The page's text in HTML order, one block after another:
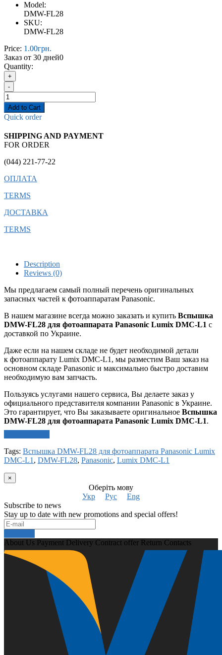
Model:
DMW-FL28
SKU:
DMW-FL28
Price: 1.00грн.
Заказ от 30 дней0
Quantity:
+
-
Add to Cart
Quick order
SHIPPING AND PAYMENT
FOR ORDER
(044) 221-77-22
ОПЛАТА
TERMS
ДОСТАВКА
TERMS
Description
Reviews (0)
Мы предлагаем самый полный перечень оригинальных
запасных частей к фотоаппаратам Panasonic.
В нашем магазине всегда можно заказать и купить Вспышка
DMW-FL28 для фотоаппарата Panasonic Lumix DMC-L1 с
доставкой по Украине.
Даже если на нашем складе не будет необходимой детали
к фотоаппарату Lumix DMC-L1, мы разместим Ваш заказ на
основном складе Panasonic и максимально быстро доставим
необходимую вам запчасть.
Пользуясь услугами нашего сервиса, Вы делаете заказ у
официального представителя компании Panasonic в Украине.
Это гарантирует, что Вы заказываете оригинальное Вспышка
DMW-FL28 для фотоаппарата Panasonic Lumix DMC-L1.
Tags: Вспышка DMW-FL28 для фотоаппарата Panasonic Lumix
DMC-L1 , DMW-FL28, Panasonic, Lumix DMC-L1
×
Оберіть мову
Укр
Рус
Eng
Subscribe to news
Stay up to date with new promotions and special offers!
About Us Payment Delivery Contract offer Return Contacts